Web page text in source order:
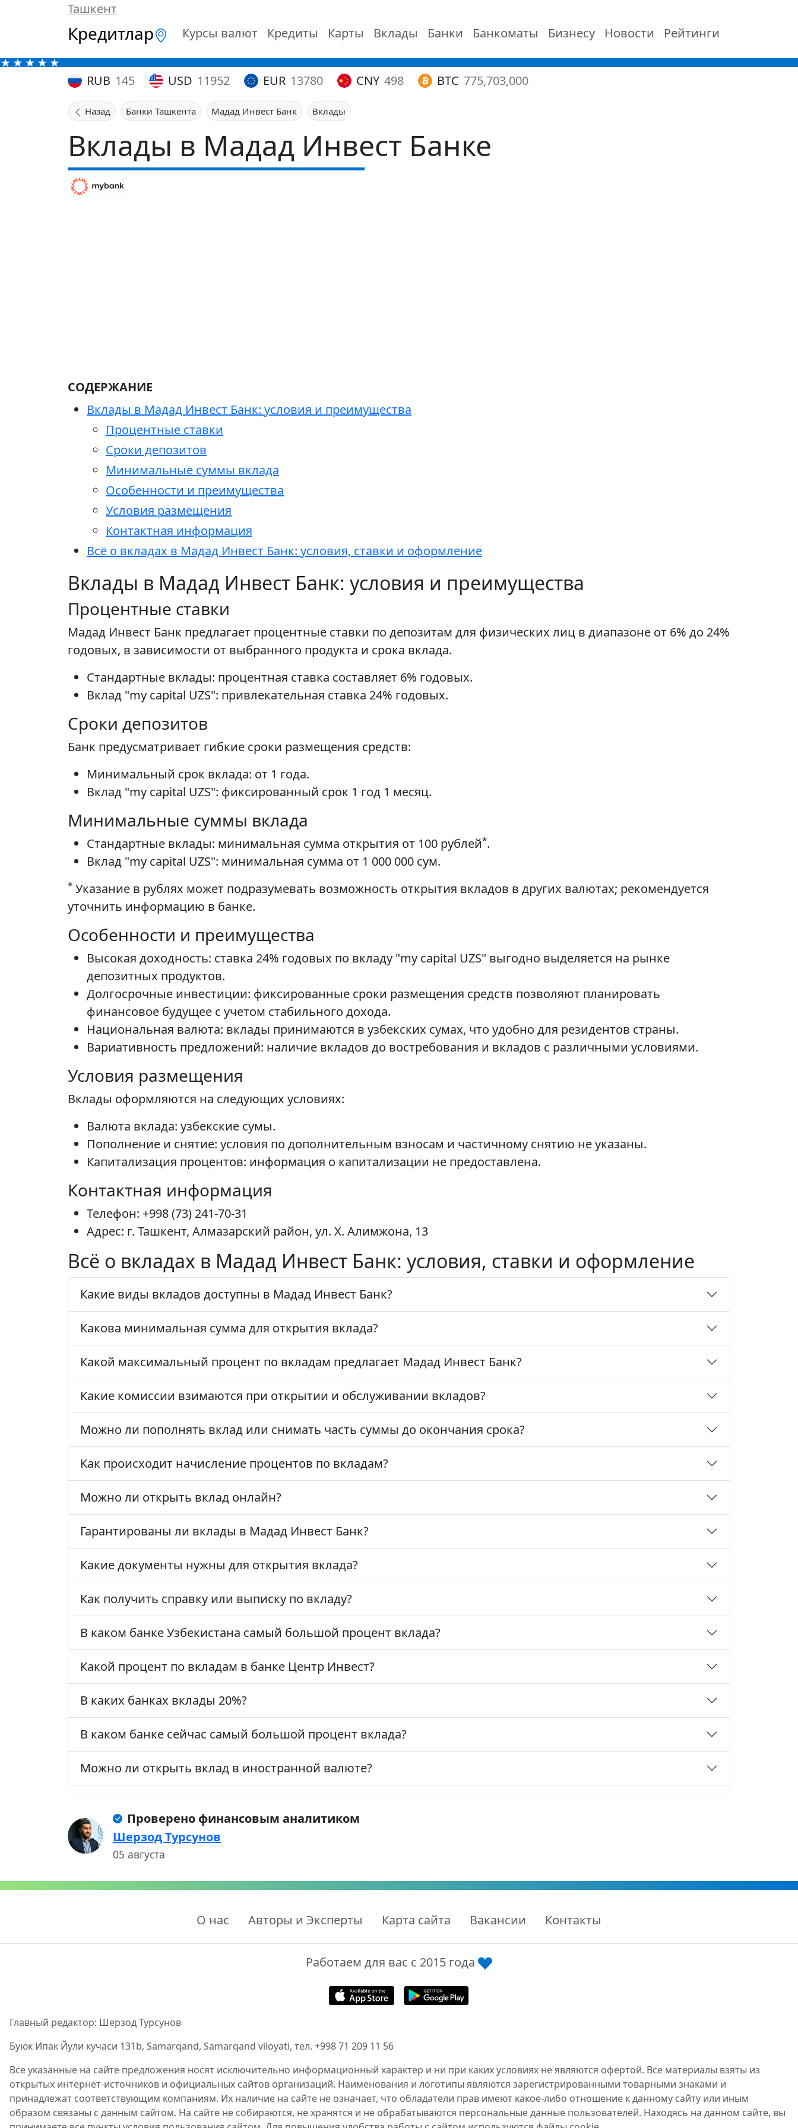
Ташкент
Кредитлар Курсы валют Кредиты Карты Вклады Банки Банкоматы Бизнесу Новости Рейтинги
RUB 145 USD 11952 EUR 13780 CNY 498 BTC 775,703,000
Назад Банки Ташкента Мадад Инвест Банк Вклады
Вклады в Мадад Инвест Банке
СОДЕРЖАНИЕ
Вклады в Мадад Инвест Банк: условия и преимущества
Процентные ставки
Сроки депозитов
Минимальные суммы вклада
Особенности и преимущества
Условия размещения
Контактная информация
Всё о вкладах в Мадад Инвест Банк: условия, ставки и оформление
Вклады в Мадад Инвест Банк: условия и преимущества
Процентные ставки
Мадад Инвест Банк предлагает процентные ставки по депозитам для физических лиц в диапазоне от 6% до 24%
годовых, в зависимости от выбранного продукта и срока вклада.
Стандартные вклады: процентная ставка составляет 6% годовых.
Вклад "my capital UZS": привлекательная ставка 24% годовых.
Сроки депозитов
Банк предусматривает гибкие сроки размещения средств:
Минимальный срок вклада: от 1 года.
Вклад "my capital UZS": фиксированный срок 1 год 1 месяц.
Минимальные суммы вклада
Стандартные вклады: минимальная сумма открытия от 100 рублей*.
Вклад "my capital UZS": минимальная сумма от 1 000 000 сум.
* Указание в рублях может подразумевать возможность открытия вкладов в других валютах; рекомендуется
уточнить информацию в банке.
Особенности и преимущества
Высокая доходность: ставка 24% годовых по вкладу "my capital UZS" выгодно выделяется на рынке
депозитных продуктов.
Долгосрочные инвестиции: фиксированные сроки размещения средств позволяют планировать
финансовое будущее с учетом стабильного дохода.
Национальная валюта: вклады принимаются в узбекских сумах, что удобно для резидентов страны.
Вариативность предложений: наличие вкладов до востребования и вкладов с различными условиями.
Условия размещения
Вклады оформляются на следующих условиях:
Валюта вклада: узбекские сумы.
Пополнение и снятие: условия по дополнительным взносам и частичному снятию не указаны.
Капитализация процентов: информация о капитализации не предоставлена.
Контактная информация
Телефон: +998 (73) 241-70-31
Адрес: г. Ташкент, Алмазарский район, ул. Х. Алимжона, 13
Всё о вкладах в Мадад Инвест Банк: условия, ставки и оформление
Какие виды вкладов доступны в Мадад Инвест Банк?
Какова минимальная сумма для открытия вклада?
Какой максимальный процент по вкладам предлагает Мадад Инвест Банк?
Какие комиссии взимаются при открытии и обслуживании вкладов?
Можно ли пополнять вклад или снимать часть суммы до окончания срока?
Как происходит начисление процентов по вкладам?
Можно ли открыть вклад онлайн?
Гарантированы ли вклады в Мадад Инвест Банк?
Какие документы нужны для открытия вклада?
Как получить справку или выписку по вкладу?
В каком банке Узбекистана самый большой процент вклада?
Какой процент по вкладам в банке Центр Инвест?
В каких банках вклады 20%?
В каком банке сейчас самый большой процент вклада?
Можно ли открыть вклад в иностранной валюте?
Проверено финансовым аналитиком
Шерзод Турсунов
05 августа
О нас Авторы и Эксперты Карта сайта Вакансии Контакты
Работаем для вас с 2015 года
Главный редактор: Шерзод Турсунов
Буюк Ипак Йули кучаси 131b, Samarqand, Samarqand viloyati, тел. +998 71 209 11 56
Все указанные на сайте предложения носят исключительно информационный характер и ни при каких условиях не являются офертой. Все материалы взяты из
открытых интернет-источников и официальных сайтов организаций. Наименования и логотипы являются зарегистрированными товарными знаками и
принадлежат соответствующим компаниям. Их наличие на сайте не означает, что обладатели прав имеют какое-либо отношение к данному сайту или иным
образом связаны с данным сайтом. На сайте не собираются, не хранятся и не обрабатываются персональные данные пользователей. Находясь на данном сайте, вы